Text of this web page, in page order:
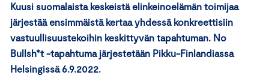
Kuusi suomalaista keskeistä elinkeinoelämän toimijaa
järjestää ensimmäistä kertaa yhdessä konkreettisiin
vastuullisuustekoihin keskittyvän tapahtuman. No
Bullsh*t -tapahtuma järjestetään Pikku-Finlandiassa
Helsingissä 6.9.2022.